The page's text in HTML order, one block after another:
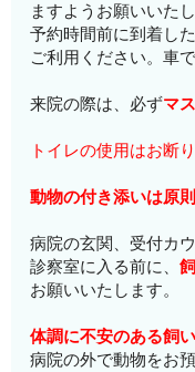
ますようお願いいたし
予約時間前に到着し
ご利用ください。車
来院の際は、必ずマ
トイレの使用はお断
動物の付き添いは原
病院の玄関、受付カ
診察室に入る前に、
お願いいたします。
体調に不安のある飼
病院の外で動物をお